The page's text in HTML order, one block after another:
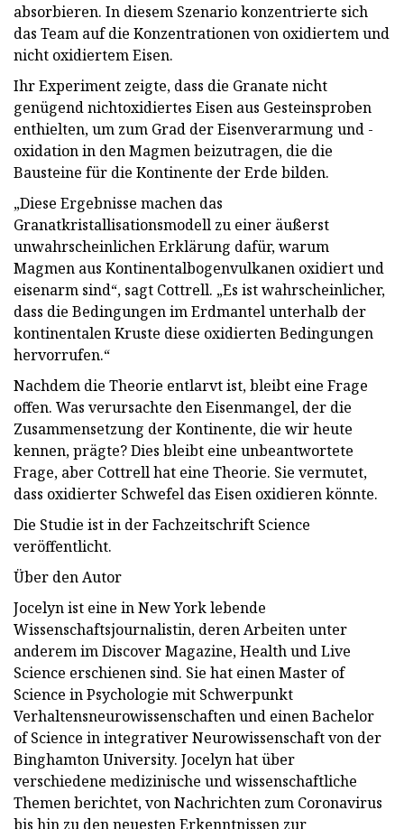
absorbieren. In diesem Szenario konzentrierte sich
das Team auf die Konzentrationen von oxidiertem und
nicht oxidiertem Eisen.
Ihr Experiment zeigte, dass die Granate nicht
genügend nichtoxidiertes Eisen aus Gesteinsproben
enthielten, um zum Grad der Eisenverarmung und -
oxidation in den Magmen beizutragen, die die
Bausteine ​​für die Kontinente der Erde bilden.
„Diese Ergebnisse machen das
Granatkristallisationsmodell zu einer äußerst
unwahrscheinlichen Erklärung dafür, warum
Magmen aus Kontinentalbogenvulkanen oxidiert und
eisenarm sind“, sagt Cottrell. „Es ist wahrscheinlicher,
dass die Bedingungen im Erdmantel unterhalb der
kontinentalen Kruste diese oxidierten Bedingungen
hervorrufen.“
Nachdem die Theorie entlarvt ist, bleibt eine Frage
offen. Was verursachte den Eisenmangel, der die
Zusammensetzung der Kontinente, die wir heute
kennen, prägte? Dies bleibt eine unbeantwortete
Frage, aber Cottrell hat eine Theorie. Sie vermutet,
dass oxidierter Schwefel das Eisen oxidieren könnte.
Die Studie ist in der Fachzeitschrift Science
veröffentlicht.
Über den Autor
Jocelyn ist eine in New York lebende
Wissenschaftsjournalistin, deren Arbeiten unter
anderem im Discover Magazine, Health und Live
Science erschienen sind. Sie hat einen Master of
Science in Psychologie mit Schwerpunkt
Verhaltensneurowissenschaften und einen Bachelor
of Science in integrativer Neurowissenschaft von der
Binghamton University. Jocelyn hat über
verschiedene medizinische und wissenschaftliche
Themen berichtet, von Nachrichten zum Coronavirus
bis hin zu den neuesten Erkenntnissen zur